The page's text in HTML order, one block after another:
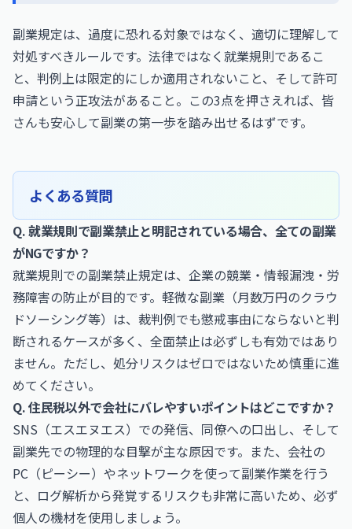
副業規定は、過度に恐れる対象ではなく、適切に理解して
対処すべきルールです。法律ではなく就業規則であるこ
と、判例上は限定的にしか適用されないこと、そして許可
申請という正攻法があること。この3点を押さえれば、皆
さんも安心して副業の第一歩を踏み出せるはずです。
よくある質問
Q. 就業規則で副業禁止と明記されている場合、全ての副業
がNGですか？
就業規則での副業禁止規定は、企業の競業・情報漏洩・労
務障害の防止が目的です。軽微な副業（月数万円のクラウ
ドソーシング等）は、裁判例でも懲戒事由にならないと判
断されるケースが多く、全面禁止は必ずしも有効ではあり
ません。ただし、処分リスクはゼロではないため慎重に進
めてください。
Q. 住民税以外で会社にバレやすいポイントはどこですか？
SNS（エスエヌエス）での発信、同僚への口出し、そして
副業先での物理的な目撃が主な原因です。また、会社の
PC（ピーシー）やネットワークを使って副業作業を行う
と、ログ解析から発覚するリスクも非常に高いため、必ず
個人の機材を使用しましょう。